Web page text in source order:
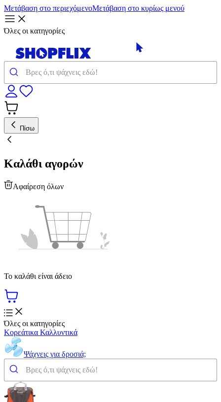
Μετάβαση στο περιεχόμενοΜετάβαση στο κυρίως μενού
Όλες οι κατηγορίες
Πίσω
Καλάθι αγορών
Αφαίρεση όλων
Το καλάθι είναι άδειο
Όλες οι κατηγορίες
Κορεάτικα Καλλυντικά
Ψάχνεις για δροσιά;